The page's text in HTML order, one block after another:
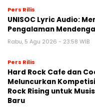
Pers Rilis
UNISOC Lyric Audio:
Pengalaman
Rabu, 5 Agu 2026 - 23:58 WIB
Pers Rilis
Hard Rock Cafe dan
Meluncurkan
Rock Rising untuk
Baru